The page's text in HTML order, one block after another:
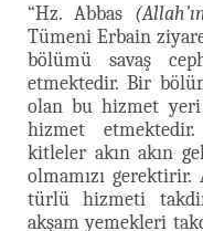
“Hz. Abbas
Tümeni Erbain
bölümü savaş
etmektedir. Bir
olan bu hizmet yeri
hizmet
kitleler akın akın
olmamızı gerektirir.
türlü hizmeti
akşam yemekleri